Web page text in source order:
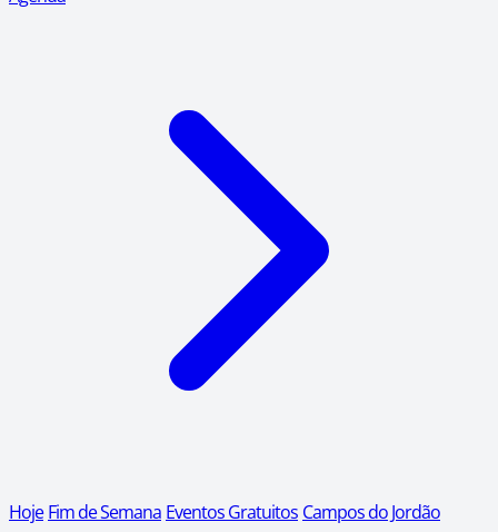
Hoje Fim de Semana Eventos Gratuitos Campos do Jordão